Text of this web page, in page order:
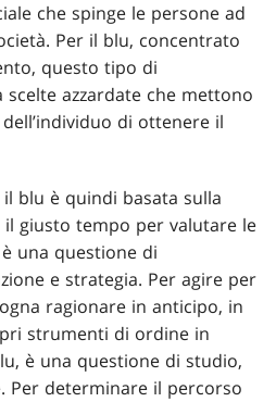
che spinge le persone ad
Per il blu, concentrato
questo tipo di
azzardate che mettono
di ottenere il
il blu è quindi basata sulla
giusto tempo per valutare le
una questione di
e strategia. Per agire per
ragionare in anticipo, in
strumenti di ordine in
è una questione di studio,
Per determinare il percorso